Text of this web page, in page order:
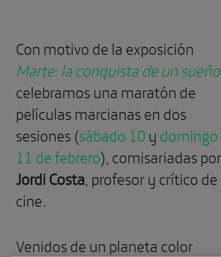
Con motivo de la exposición
Marte: la conquista de un sueño
celebramos una maratón de
películas marcianas en dos
sesiones (sábado 10ydomingo
11 de febrero), comisariadas por
Jordi Costa, profesor y crítico de
cine.
Venidos de un planeta color